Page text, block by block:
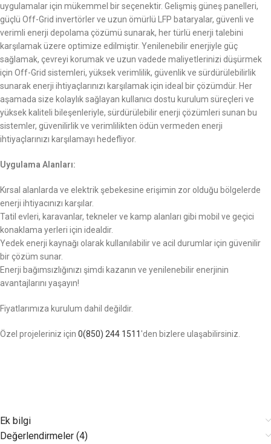
uygulamalar için mükemmel bir seçenektir. Gelişmiş güneş panelleri,
güçlü Off-Grid invertörler ve uzun ömürlü LFP bataryalar, güvenli ve
verimli enerji depolama çözümü sunarak, her türlü enerji talebini
karşılamak üzere optimize edilmiştir. Yenilenebilir enerjiyle güç
sağlamak, çevreyi korumak ve uzun vadede maliyetlerinizi düşürmek
için Off-Grid sistemleri, yüksek verimlilik, güvenlik ve sürdürülebilirlik
sunarak enerji ihtiyaçlarınızı karşılamak için ideal bir çözümdür. Her
aşamada size kolaylık sağlayan kullanıcı dostu kurulum süreçleri ve
yüksek kaliteli bileşenleriyle, sürdürülebilir enerji çözümleri sunan bu
sistemler, güvenilirlik ve verimlilikten ödün vermeden enerji
ihtiyaçlarınızı karşılamayı hedefliyor.
Uygulama Alanları:
Kırsal alanlarda ve elektrik şebekesine erişimin zor olduğu bölgelerde
enerji ihtiyacınızı karşılar.
Tatil evleri, karavanlar, tekneler ve kamp alanları gibi mobil ve geçici
konaklama yerleri için idealdir.
Yedek enerji kaynağı olarak kullanılabilir ve acil durumlar için güvenilir
bir çözüm sunar.
Enerji bağımsızlığınızı şimdi kazanın ve yenilenebilir enerjinin
avantajlarını yaşayın!
Fiyatlarımıza kurulum dahil değildir.
Özel projeleriniz için 0(850) 244 1511'den bizlere ulaşabilirsiniz.
Ek bilgi
Değerlendirmeler (4)